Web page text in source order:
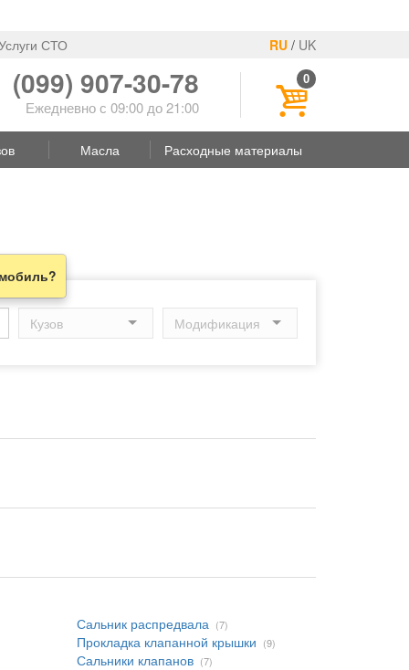
RU / UK
СТО
(099) 907-30-78
Ежедневно с 09:00 до 21:00
0
Масла Расходные материалы
Сальник распредвала (7)
Прокладка клапанной крышки (9)
Сальники клапанов (7)